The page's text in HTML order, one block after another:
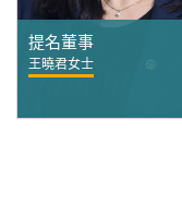
提名董事
王曉君女士